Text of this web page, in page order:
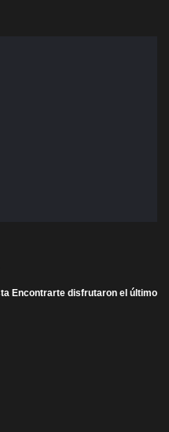
Encontrarte disfrutaron el último